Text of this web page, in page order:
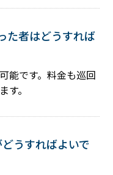
た者はどうすれば
能です。料金も巡回
。
うすればよいで